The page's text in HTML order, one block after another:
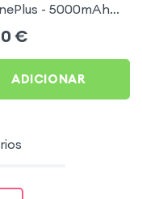
- 5000mAh
€
ADICIONAR